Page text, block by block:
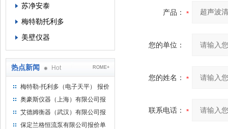
苏净安泰
梅特勒托利多
美壁仪器
热点新闻 Hot ROME+
梅特勒-托利多（电子天平） 报价
单
奥豪斯仪器（上海）有限公司报
价单
艾德姆衡器（武汉）有限公司报
价单
保定兰格恒流泵有限公司报价单
产品：
您的单位：
您的姓名：
联系电话：